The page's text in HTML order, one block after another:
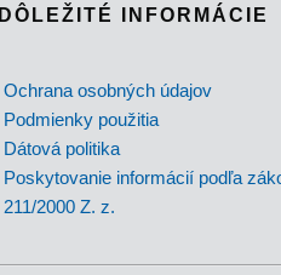
DÔLEŽITÉ INFORMÁCIE
Ochrana osobných údajov
Podmienky použitia
Dátová politika
Poskytovanie informácií podľa
211/2000 Z. z.